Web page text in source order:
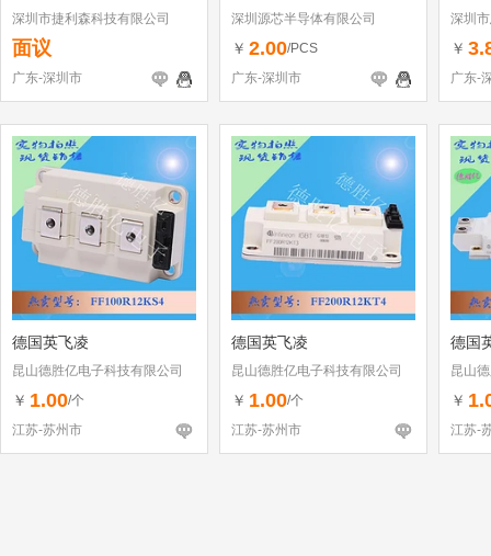
深圳市捷利森科技有限公司
面议
广东-深圳市
深圳源芯半导体有限公司
￥ 2.00/PCS
广东-深圳市
深圳
￥
广东-
德国英飞凌
昆山德胜亿电子科技有限公司
￥ 1.00/个
江苏-苏州市
德国英飞凌
昆山德胜亿电子科技有限公司
￥ 1.00/个
江苏-苏州市
德国
昆山
￥
江苏-